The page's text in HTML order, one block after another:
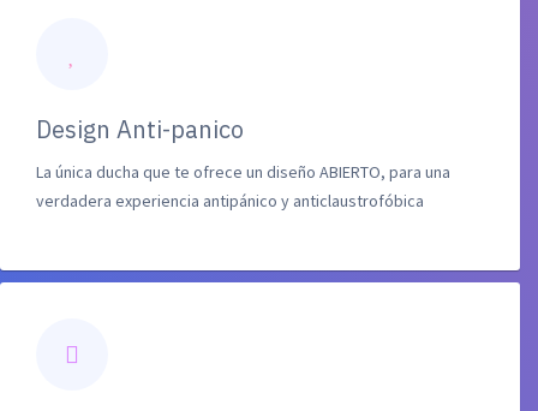
Design Anti-panico
La única ducha que te ofrece un diseño ABIERTO, para una
verdadera experiencia antipánico y anticlaustrofóbica